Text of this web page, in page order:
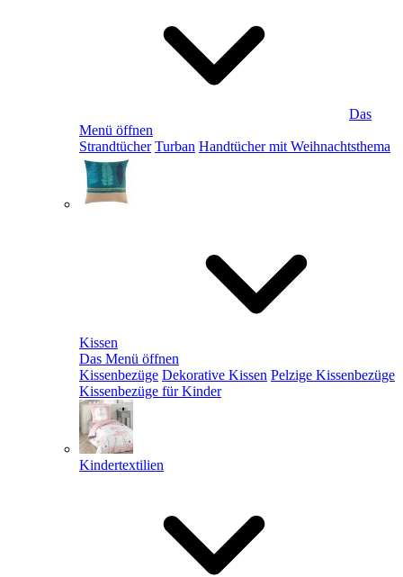
Das
Menü öffnen
Strandtücher Turban Handtücher mit Weihnachtsthema
Kissen
Das Menü öffnen
Kissenbezüge Dekorative Kissen Pelzige Kissenbezüge
Kissenbezüge für Kinder
Kindertextilien